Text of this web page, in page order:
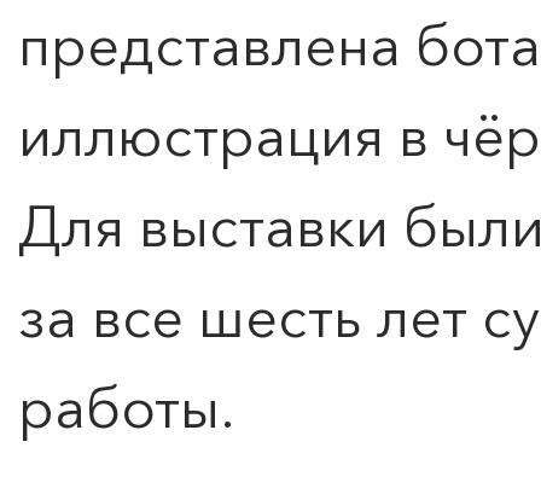
представлена
иллюстрация в
Для выставки
за все шесть лет
работы.